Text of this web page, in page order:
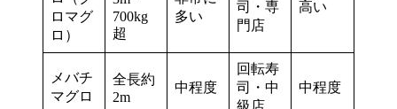
ロマグ
ロ）
700kg
超
多い
司・専
門店
高い
メバチ
マグロ
全長約
2m
中程度
回転寿
司・中
級店
中程度